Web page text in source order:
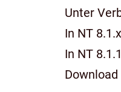
Unter
In NT
In NT